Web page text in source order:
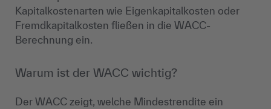
Kapitalkostenarten wie Eigenkapitalkosten oder
Fremdkapitalkosten fließen in die WACC-
Berechnung ein.
Warum ist der WACC wichtig?
Der WACC zeigt, welche Mindestrendite ein